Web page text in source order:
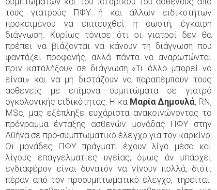
τους γιατρούς ΠΦΥ ή και άλλων ειδικοτήτων
προκειμένου να επιτευχθεί η σωστή, έγκαιρη
διάγνωση. Κυρίως τόνισε ότι οι γιατροί δεν θα
πρέπει να βιάζονται να κάνουν τη διάγνωση που
φαντάζει προφανής, αλλά πάντα να αναρωτώνται
πριν καταλήξουν σε διάγνωση «Τι άλλο μπορεί να
είναι» και να μη διστάζουν να παραπέμπουν τους
ασθενείς με επίμονα συμπτώματα σε γιατρό
ογκολογικής ειδικότητας. Η κα Μαρία Δημουλά, RN,
MSc, μας εξέπληξε ευχάριστα ανακοινώνοντας το
πρόγραμμα ένταξης ασθενών μονάδας ΠΦΥ στην
Αθήνα σε προ-συμπτωματικό έλεγχο για τον καρκίνο.
Οι μονάδες ΠΦΥ πράγματι έχουν λίγα μέσα και
λίγους επαγγελματίες υγείας, όμως άν υπάρχει
ενδιαφέρον είναι δυνατόν να γίνουν πολλά, διότι
πέραν από τον προσυμπτωματικό έλεγχο, τηρείται